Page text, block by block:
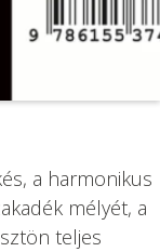
a harmonikus
mélyét, a
teljes